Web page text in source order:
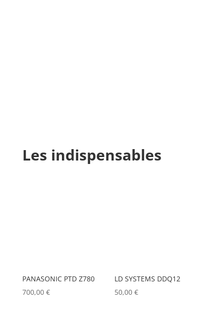
Les indispensables
PANASONIC PTD Z780
700,00 €
LD SYSTEMS DDQ12
50,00€